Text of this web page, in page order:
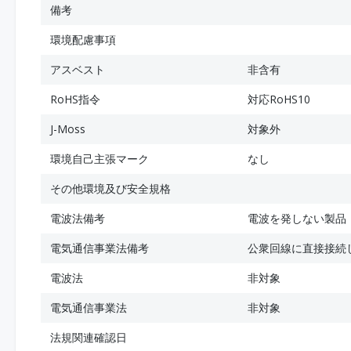
備考
環境配慮事項
アスベスト
非含有
RoHS指令
対応RoHS10
J-Moss
対象外
環境自己主張マーク
なし
その他環境及び安全規格
電波法備考
電波を発しない製品
電気通信事業法備考
公衆回線に直接接続
電波法
非対象
電気通信事業法
非対象
法規関連確認日